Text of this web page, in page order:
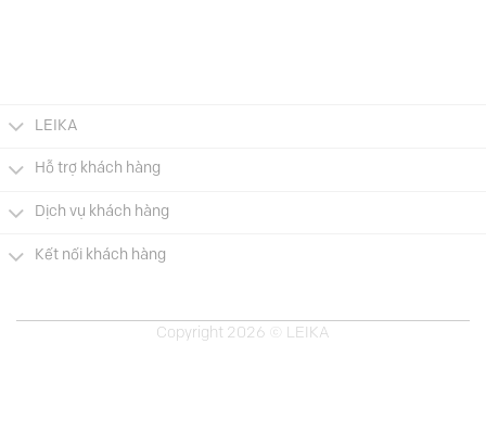
LEIKA
Hỗ trợ khách hàng
Dịch vụ khách hàng
Kết nối khách hàng
Copyright 2026 © LEIKA